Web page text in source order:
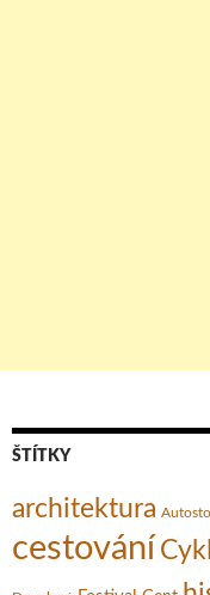
ŠTÍTKY
architektura
cestování